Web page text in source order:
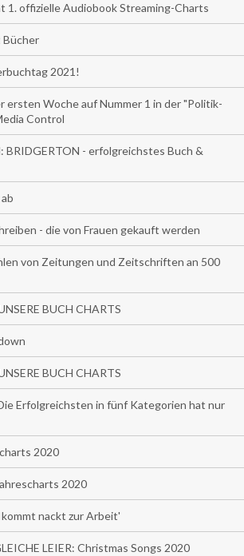
1. offizielle Audiobook Streaming-Charts
Bücher
2021!
ersten Woche auf Nummer 1 in der "Politik-
Control
BRIDGERTON - erfolgreichstes Buch &
- die von Frauen gekauft werden
von Zeitungen und Zeitschriften an 500
BUCH CHARTS
BUCH CHARTS
Erfolgreichsten in fünf Kategorien hat nur
2020
2020
nackt zur Arbeit'
LEIER: Christmas Songs 2020